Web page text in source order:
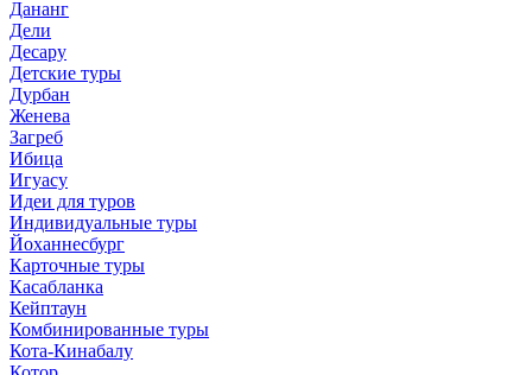
Дананг
Дели
Десару
Детские туры
Дурбан
Женева
Загреб
Ибица
Игуасу
Идеи для туров
Индивидуальные туры
Йоханнесбург
Карточные туры
Касабланка
Кейптаун
Комбинированные туры
Кота-Кинабалу